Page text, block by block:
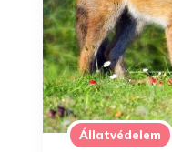
Állatvédelem